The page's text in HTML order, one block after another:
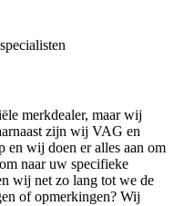
merkdealer, maar wij
zijn wij VAG en
en wij doen er alles aan om
naar uw specifieke
wij net zo lang tot we de
of opmerkingen? Wij